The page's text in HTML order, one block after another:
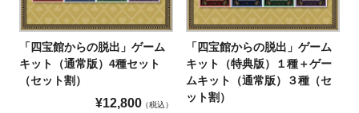
「四宝館からの脱出」ゲーム
キット（通常版）4種セット
（セット割）
¥12,800 税込
「四宝館からの脱出」ゲーム
キット（特典版）１種＋ゲー
ムキット（通常版）３種（セ
ット割）